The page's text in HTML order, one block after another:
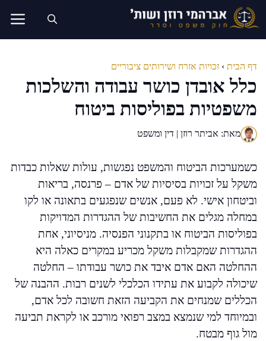
לדלג
לתוכן
דף הבית › זכויות אזרח ושירותים ציבוריים
כלל אובדן כושר עבודה והשלכות
משפטיות בפוליסות ביטוח
מאת: אביתר רוזן | דין ומשפט
כשמערכות הביטוח והמשפט נפגשות, עולות שאלות כבדות
משקל על זכויות בסיסיות של אדם – פרנסה, בריאות
וביטחון אישי. לא פעם, אנשים שנפגעים בתאונה או לקו
במחלה מגלים את החשיבות של ההגדרות המדויקות
בפוליסות הביטוח או בתקנוני הפנסיה. מניסיוני, אחת
ההגדרות שמקבלות משקל מכריע במקרים כאלה היא
ההחלטה האם אדם איבד את כושר עבודתו – החלטה
שיכולה לקבוע את עתידו הכלכלי לשנים רבות. ההבנה של
הכללים שמנחים את הקביעה הזאת חשובה לכל אדם,
ובמיוחד למי שנמצא במצב רפואי מורכב או לקראת תביעה
מול גוף מבטח.